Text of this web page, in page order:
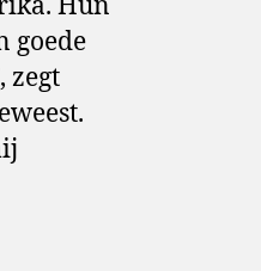
Hun
goede
zegt